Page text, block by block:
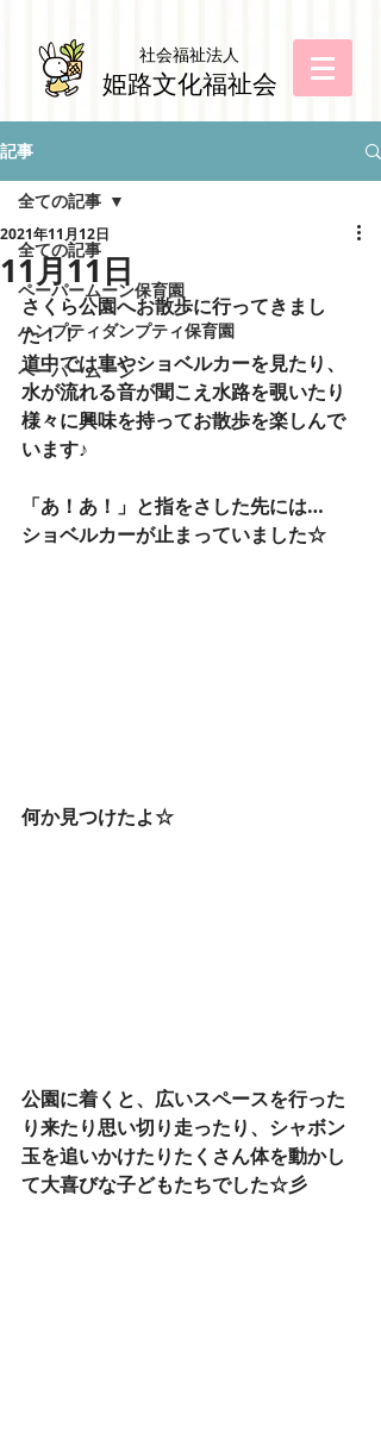
社会福祉法人
姫路文化福祉会
記事
全ての記事
ペーパームーン保育園
ハンプティダンプティ保育園
ペーパームーン
全ての記事
11月11日
2021年11月12日
さくら公園へお散歩に行ってきまし
た！！
道中では車やショベルカーを見たり、
水が流れる音が聞こえ水路を覗いたり
様々に興味を持ってお散歩を楽しんで
います♪
「あ！あ！」と指をさした先には…
ショベルカーが止まっていました☆
何か見つけたよ☆
公園に着くと、広いスペースを行った
り来たり思い切り走ったり、シャボン
玉を追いかけたりたくさん体を動かし
て大喜びな子どもたちでした☆彡